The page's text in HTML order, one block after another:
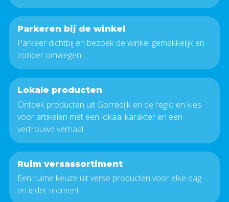
Parkeren bij de winkel
Parkeer dichtbij en bezoek de winkel gemakkelijk en
zonder omwegen.
Lokale producten
Ontdek producten uit Gorredijk en de regio en kies
voor artikelen met een lokaal karakter en een
vertrouwd verhaal.
Ruim versassortiment
Een ruime keuze uit verse producten voor elke dag
en ieder moment.